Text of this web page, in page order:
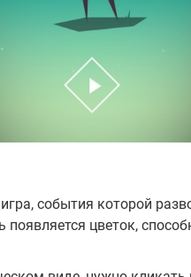
события которой
цветок,